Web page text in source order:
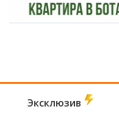
Эксклюзив